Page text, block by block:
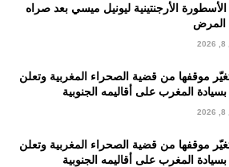
الأسطورة الأرجنتينية ليونيل ميسي بعد صراه
المرض
تغيّر موقفها من قضية الصحراء المغربية وتعلن
المغرب على أقاليمه الجنوبية
تغيّر موقفها من قضية الصحراء المغربية وتعلن
المغرب على أقاليمه الجنوبية